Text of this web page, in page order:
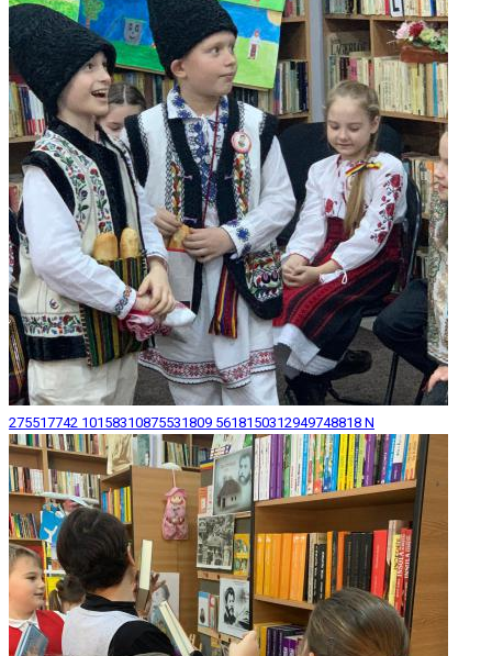
275517742 10158310875531809 5618150312949748818 N